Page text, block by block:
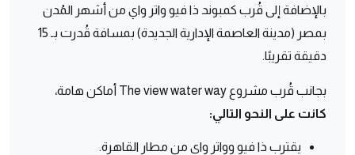
بالإضافة إلى قُرب كمبوند ذا فيو واتر واي من أشهر المُدن
بمصر (مدينة العاصمة الإدارية الجديدة) بمسافة قُدرت بـ 15
دقيقة تقريبًا.
بجانب قُرب مشروع The view water way أماكن هامة،
كانت على النحو التالي:
يقترب ذا فيو وواتر واي من مطار القاهرة.